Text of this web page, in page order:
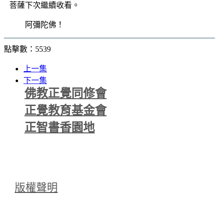
菩薩下次繼續收看。
阿彌陀佛！
點擊數：5539
上一集
下一集
佛教正覺同修會
正覺教育基金會
正智書香園地
版權聲明